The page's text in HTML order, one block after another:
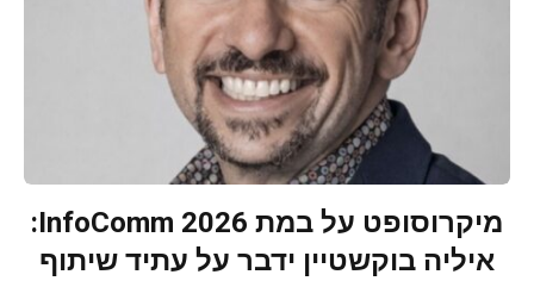
מיקרוסופט על במת InfoComm 2026:
איליה בוקשטיין ידבר על עתיד שיתוף